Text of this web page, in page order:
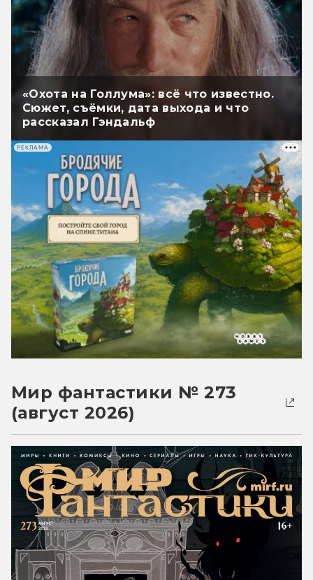
«Охота на Голлума»: всё что известно.
Сюжет, съёмки, дата выхода и что
рассказал Гэндальф
РЕКЛАМА
Мир фантастики № 273
(август 2026)